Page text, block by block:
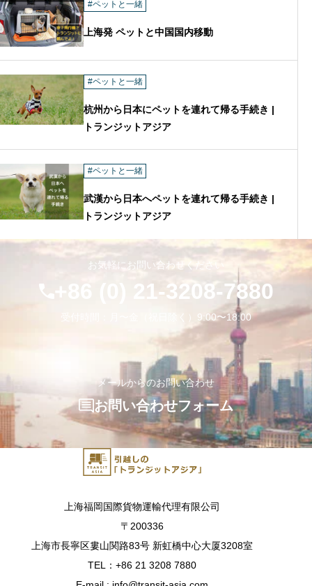
#ペットと一緒
上海発 ペットと中国国内移動
#ペットと一緒
杭州から日本にペットを連れて帰る手続き |
トランジットアジア
#ペットと一緒
武漢から日本へペットを連れて帰る手続き |
トランジットアジア
お気軽にお問い合わせください
+86 (0) 21-3208-7880
受付時間：月〜金（祝日除く）9:00〜18:00
メールからのお問い合わせ
お問い合わせフォーム
上海福岡国際貨物運輸代理有限公司
〒200336
上海市長寧区婁山関路83号 新虹橋中心大厦3208室
TEL：+86 21 3208 7880